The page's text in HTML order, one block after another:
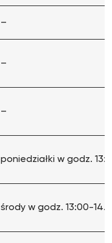
–
–
–
poniedziałki w godz.
środy w godz. 13:00-